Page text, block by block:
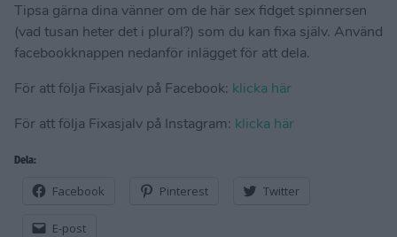
Tipsa gärna dina vänner om de här sex fidget spinnersen
(vad tusan heter det i plural?) som du kan fixa själv. Använd
facebookknappen nedanför inlägget för att dela.
För att följa Fixasjalv på Facebook: klicka här
För att följa Fixasjalv på Instagram: klicka här
Dela:
Facebook Pinterest Twitter
E-post